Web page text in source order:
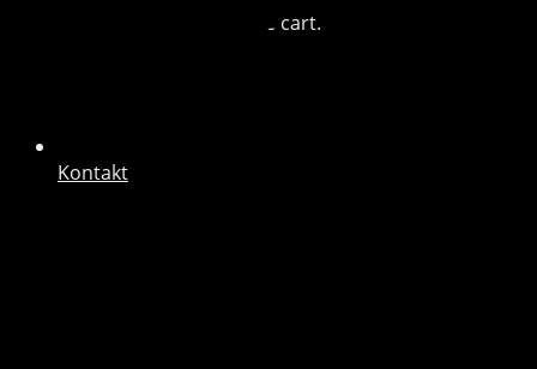
No products in the cart.
Kontakt